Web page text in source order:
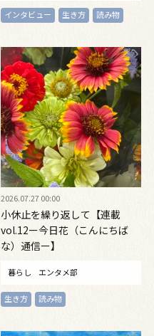
インタビュー 生き方 読み物
2026.07.27 00:00
小休止を繰り返して【連載
vol.12ー今日花（こんにちば
な）通信ー】
暮らし エンタメ部
生き方 読み物